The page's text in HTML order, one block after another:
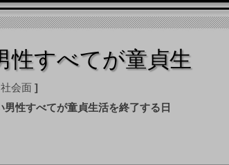
性すべてが童貞生
社会面